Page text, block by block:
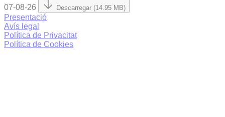
07-08-26 Descarregar (14.95 MB)
Presentació
Avís legal
Política de Privacitat
Política de Cookies